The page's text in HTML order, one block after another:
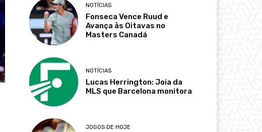
NOTÍCIAS
Fonseca Vence Ruud e
Avança às Oitavas no
Masters Canadá
NOTÍCIAS
Lucas Herrington: Joia da
MLS que Barcelona monitora
JOGOS DE HOJE